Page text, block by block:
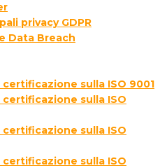
privacy GDPR
Data Breach
sulla ISO 9001
certificazione sulla ISO
certificazione sulla ISO
certificazione sulla ISO